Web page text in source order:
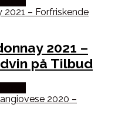
2021 –
på Tilbud